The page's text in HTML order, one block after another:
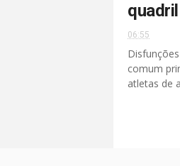
quadril
06:55
comum
atletas de